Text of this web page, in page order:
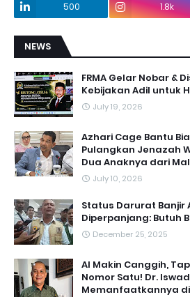
500
1.8k
NEWS
FRMA Gelar Nobar &
Kebijakan Adil untuk
July 19, 2026
Azhari Cage Bantu
Pulangkan Jenazah
Dua Anaknya dari
July 10, 2026
Status Darurat Banjir
Diperpanjang: Butuh
December 25, 2025
AI Makin Canggih,
Nomor Satu! Dr.
Memanfaatkannya di